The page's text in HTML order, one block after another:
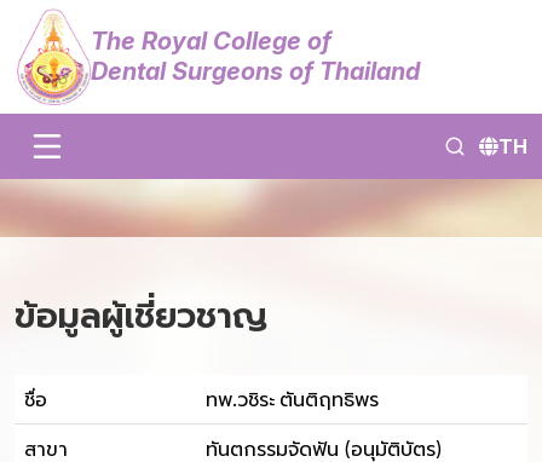
The Royal College of
Dental Surgeons of Thailand
TH
ข้อมูลผู้เชี่ยวชาญ
ชื่อ ทพ.วชิระ ตันติฤทธิพร
สาขา ทันตกรรมจัดฟัน (อนุมัติบัตร)